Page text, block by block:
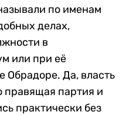
по именам
делах,
в
или при её
Обрадоре. Да, власть
правящая партия и
практически без